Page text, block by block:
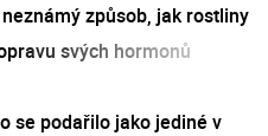
způsob, jak rostliny
svých hormonů
se podařilo jako jediné v